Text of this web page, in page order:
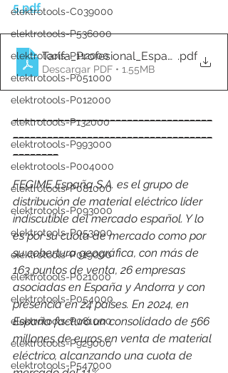
elektrotools-C039000
elektrotools-P536000
elektrotools-P112000
elektrotools-P051000
elektrotools-P012000
elektrotools-P132000
elektrotools-P993000
elektrotools-P004000
elektrotools-P081000
elektrotools-P093000
elektrotools-P053000
elektrotools-P019000
elektrotools-P021000
elektrotools-P054000
elektrotools-P081000
elektrotools-P929000
elektrotools-P547000
5.pdf
.pdf
Descargar PDF • 1.55MB
___________________________________
________
FEGIME España S.A. es el grupo de
distribución de material eléctrico líder
indiscutible del mercado español. Y lo
es por su cuota de mercado como por
su cobertura geográfica, con más de
163 puntos de venta, 26 empresas
asociadas en España y Andorra y con
presencia en 24 países. En 2024, en
España facturó un consolidado de 566
millones de euros en venta de material
eléctrico, alcanzando una cuota de